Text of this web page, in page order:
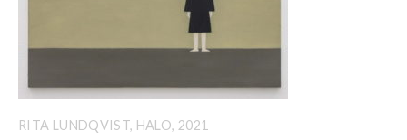
RITA LUNDQVIST, HALO, 2021